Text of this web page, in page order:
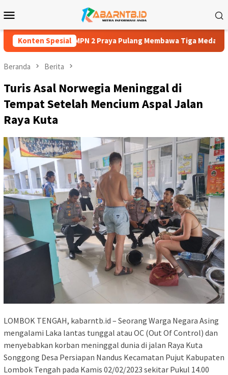
ke
Mobile
Konten Spesial
2 Praya Pulang Membawa Tiga Medali Zaki Hardi:
Beranda Berita
Turis Asal Norwegia Meninggal di
Tempat Setelah Mencium Aspal Jalan
Raya Kuta
LOMBOK TENGAH, kabarntb.id – Seorang Warga Negara Asing
mengalami Laka lantas tunggal atau OC (Out Of Control) dan
menyebabkan korban meninggal dunia di jalan Raya Kuta
Songgong Desa Persiapan Nandus Kecamatan Pujut Kabupaten
Lombok Tengah pada Kamis 02/02/2023 sekitar Pukul 14.00